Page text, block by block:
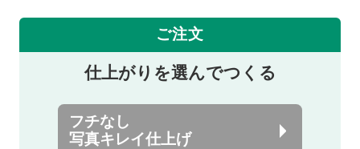
ご注文
仕上がりを選んでつくる
フチなし
写真キレイ仕上げ